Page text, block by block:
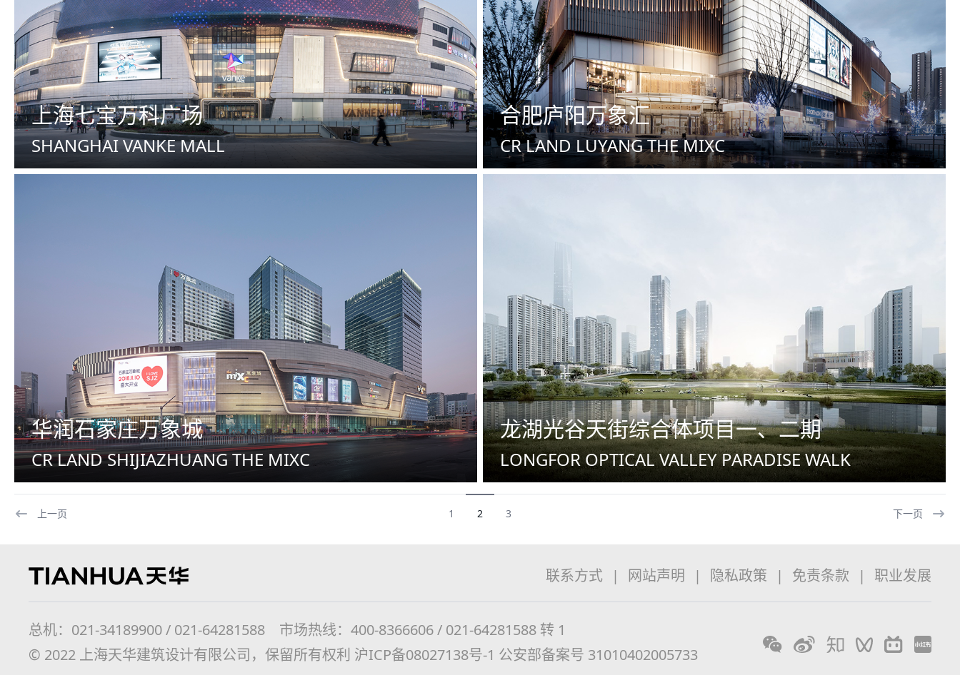
上海七宝万科广场
SHANGHAI VANKE MALL
合肥庐阳万象汇
CR LAND LUYANG THE MIXC
华润石家庄万象城
CR LAND SHIJIAZHUANG THE MIXC
龙湖光谷天街综合体项目一、二期
LONGFOR OPTICAL VALLEY PARADISE WALK
上一页 1 2 3 下一页
联系方式 | 网站声明 | 隐私政策 | 免责条款 | 职业发展
总机：021-34189900 / 021-64281588 市场热线：400-8366606 / 021-64281588 转 1
© 2022 上海天华建筑设计有限公司，保留所有权利 沪ICP备08027138号-1 公安部备案号 31010402005733